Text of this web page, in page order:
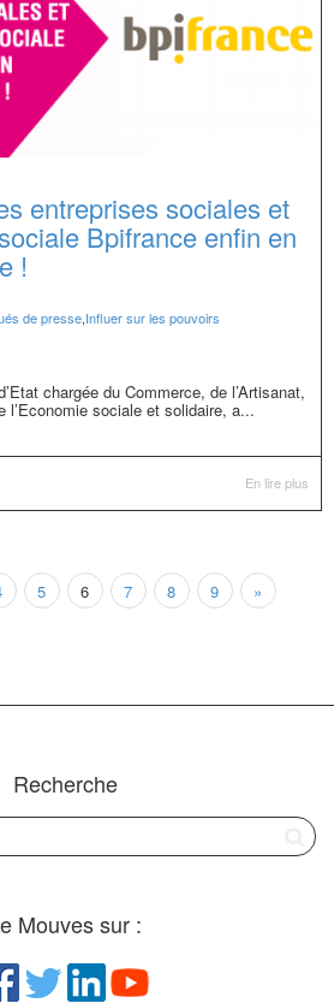
entreprises sociales et
Bpifrance enfin en
!
de presse,Influer sur les pouvoirs
chargée du Commerce, de l’Artisanat,
l’Economie sociale et solidaire, a...
En lire plus
5 6 7 8 9 »
Recherche
Mouves sur :